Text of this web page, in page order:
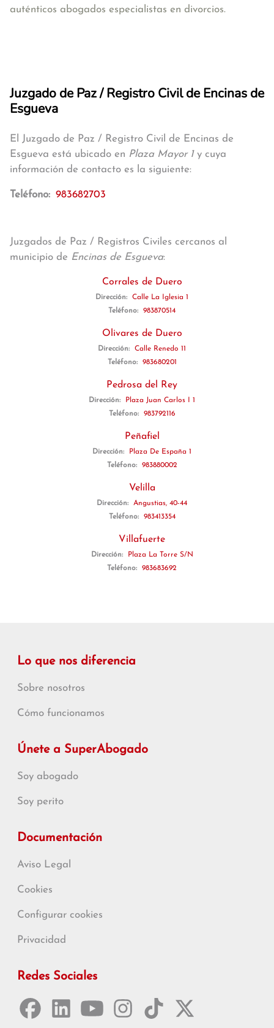
auténticos abogados especialistas en divorcios.
Juzgado de Paz / Registro Civil de Encinas de
Esgueva
El Juzgado de Paz / Registro Civil de Encinas de
Esgueva está ubicado en Plaza Mayor 1y cuya
información de contacto es la siguiente:
Teléfono: 983682703
Juzgados de Paz / Registros Civiles cercanos al
municipio de Encinas de Esgueva:
Corrales de Duero
Dirección:
Calle La Iglesia 1
Teléfono:
983870514
Olivares de Duero
Dirección:
Calle Renedo 11
Teléfono:
983680201
Pedrosa del Rey
Dirección:
Plaza Juan Carlos I 1
Teléfono:
983792116
Peñafiel
Dirección:
Plaza De España 1
Teléfono:
983880002
Velilla
Dirección:
Angustias, 40-44
Teléfono:
983413354
Villafuerte
Dirección:
Plaza La Torre S/N
Teléfono:
983683692
Lo que nos diferencia
Sobre nosotros
Cómo funcionamos
Únete a SuperAbogado
Soy abogado
Soy perito
Documentación
Aviso Legal
Cookies
Configurar cookies
Privacidad
Redes Sociales